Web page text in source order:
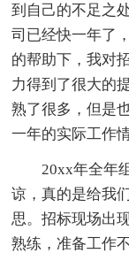
到自己的不足之
司已经快一年了
的帮助下，我对
力得到了很大的
熟了很多，但是
一年的实际工作
20xx年全年组
谅，真的是给我
思。招标现场出
熟练，准备工作